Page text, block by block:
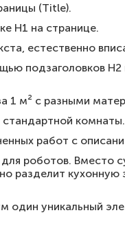
(Title).
H1 на странице.
естественно
подзаголовков
1 м² с разными
комнаты.
работ с
роботов. Вместо
разделит
один уникальный